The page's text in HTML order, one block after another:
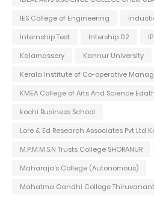
IES College of Engineering
Internship Test
Intership 02
Kalamassery
Kannur University
Kerala Institute of Co-operative
KMEA College of Arts And Science
kochi Business School
Lore & Ed Research Associates Pvt Ltd
M.P.M.M.S.N Trusts College SHORANUR
Maharaja's College (Autonomous)
Mahatma Gandhi College